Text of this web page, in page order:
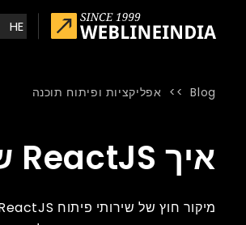
Skip to main content
HE
Blog
>> אפליקציות ופיתוח תוכנה
איך ReactJS שירותי פיתוח עוזרים לעסק שלך?